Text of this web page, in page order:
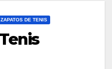
DE TENIS